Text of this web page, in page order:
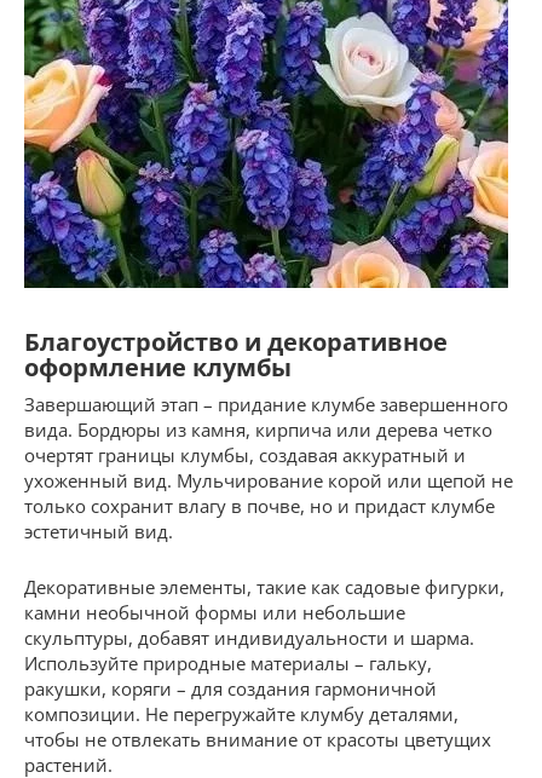
Благоустройство и декоративное
оформление клумбы
Завершающий этап – придание клумбе завершенного
вида. Бордюры из камня, кирпича или дерева четко
очертят границы клумбы, создавая аккуратный и
ухоженный вид. Мульчирование корой или щепой не
только сохранит влагу в почве, но и придаст клумбе
эстетичный вид.
Декоративные элементы, такие как садовые фигурки,
камни необычной формы или небольшие
скульптуры, добавят индивидуальности и шарма.
Используйте природные материалы – гальку,
ракушки, коряги – для создания гармоничной
композиции. Не перегружайте клумбу деталями,
чтобы не отвлекать внимание от красоты цветущих
растений.